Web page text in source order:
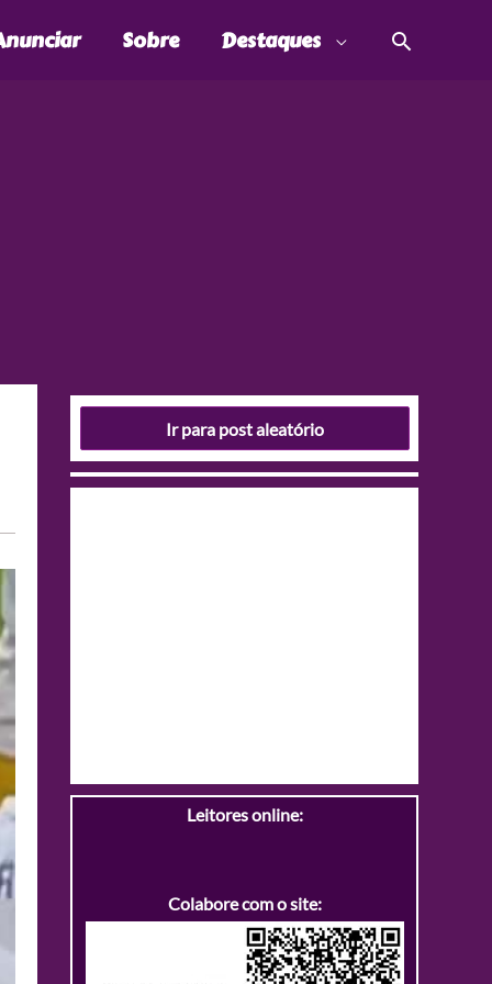
Sobre Destaques
Ir para post aleatório
Leitores online:
Colabore com o site: